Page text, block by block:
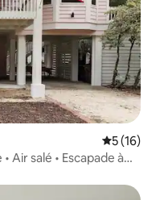
5 (16)
Air salé • Escapade à